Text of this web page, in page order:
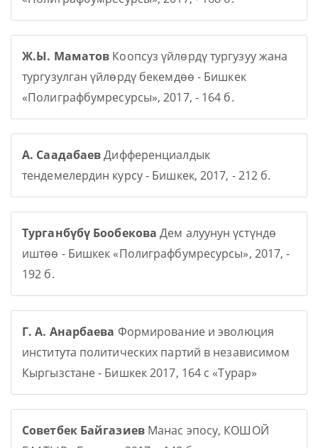
Ж.Ы. Маматов Коопсуз үйлөрдү тургузуу жана
тургузулган үйлөрдү бекемдөө - Бишкек
«Полиграфбумресурсы», 2017, - 164 б.
А. СаадабаевДифференциалдык
тендемелердин курсу - Бишкек, 2017, - 212 б.
Турганбүбү Бообекова Дем алуунун үстүндө
иштөө - Бишкек «Полиграфбумресурсы», 2017, -
192 б.
Г. А. Анарбаева Формирование и эволюция
института политических партий в независимом
Кыргызстане - Бишкек 2017, 164 с «Турар»
Советбек БайгазиевМанас эпосу, КОШОЙ